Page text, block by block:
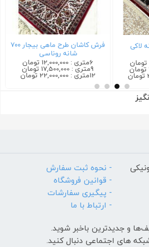
فرش کاشان طرح ماهی بیجار ۷۰۰
شانه روناسی
6متری : 12,000,000 تومان
9متری : 17,500,000 تومان
12متری : 22,000,000 تومان
- نحوه ثبت سفارش
- قوانین فروشگاه
- پیگیری سفارشات
- ارتباط با ما
و جدیدترین‌ باخبر شوید.
های اجتماعی دنبال کنید.